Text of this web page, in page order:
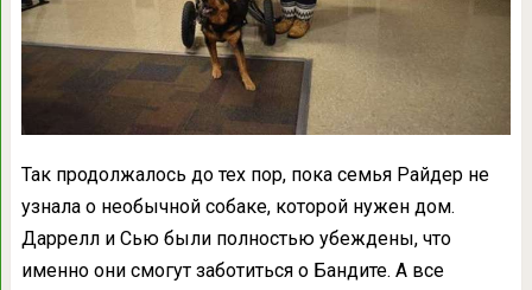
Так продолжалось до тех пор, пока семья Райдер не
узнала о необычной собаке, которой нужен дом.
Даррелл и Сью были полностью убеждены, что
именно они смогут заботиться о Бандите. А все